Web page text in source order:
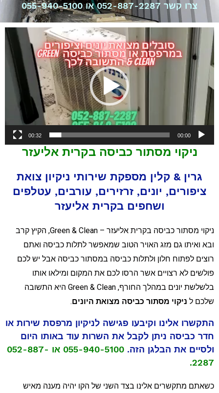
צרו קשר 052-887-2287 או 055-940-5100
00:00
00:32
ניקוי מסתור כביסה בקרית אליעזר
גרין & קלין מספקת שירותי ניקיון צואת
ציפורים, יונים, זרזירים, עורבים, עטלפים
ושחפים בקרית אליעזר
ניקוי מסתור כביסה בקרית אליעזר – Green & Clean, הקיץ קרב
ואיתו גם מזג האויר הטוב שמאפשר לתלות כביסה ואתם
לפתוח חלון ולתלות כביסה במסתור כביסה אבל יש לכם
לא רצויים אשר הרסו לכם את המקום ומילאו אותו
בלשלשת יונים במהלך החורף, Green & Clean היא התשובה
ל ניקוי מסתור כביסה מצואת היונים.
אלינו וקיבעו פגישה לניקיון מרפסת שירות או
כביסה ניתן לקבל את השרות עוד באותו היום
את הבלגן הזה.
055-940-5100 או 052-887-
מתקשרים אלינו בצד השני של הקו יהיה מענה מאיש